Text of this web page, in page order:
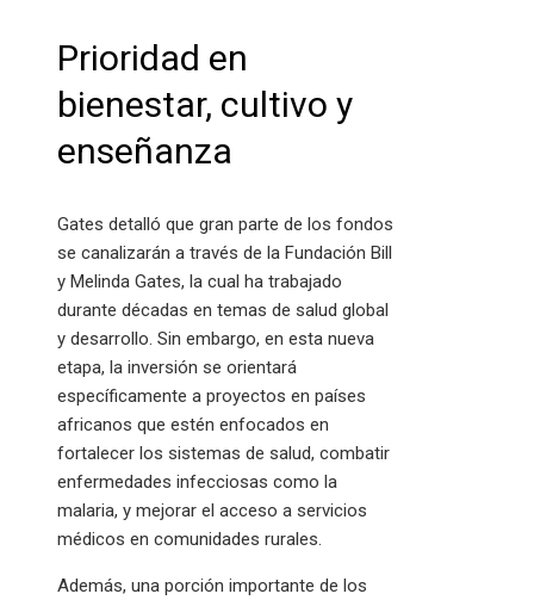
Prioridad en
bienestar, cultivo y
enseñanza
Gates detalló que gran parte de los fondos
se canalizarán a través de la Fundación Bill
y Melinda Gates, la cual ha trabajado
durante décadas en temas de salud global
y desarrollo. Sin embargo, en esta nueva
etapa, la inversión se orientará
específicamente a proyectos en países
africanos que estén enfocados en
fortalecer los sistemas de salud, combatir
enfermedades infecciosas como la
malaria, y mejorar el acceso a servicios
médicos en comunidades rurales.
Además, una porción importante de los